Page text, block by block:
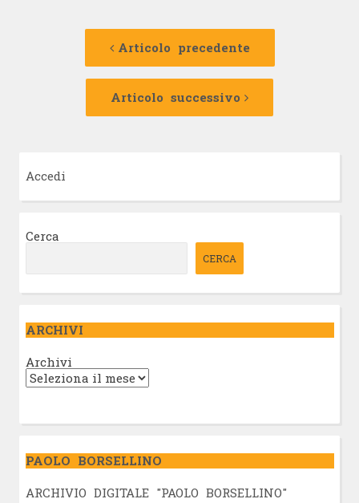
Navigazione
Articolo precedente
Articolo
Articolo successivo
Articolo
Accedi
Cerca
CERCA
ARCHIVI
Archivi
PAOLO BORSELLINO
ARCHIVIO DIGITALE "PAOLO BORSELLINO"